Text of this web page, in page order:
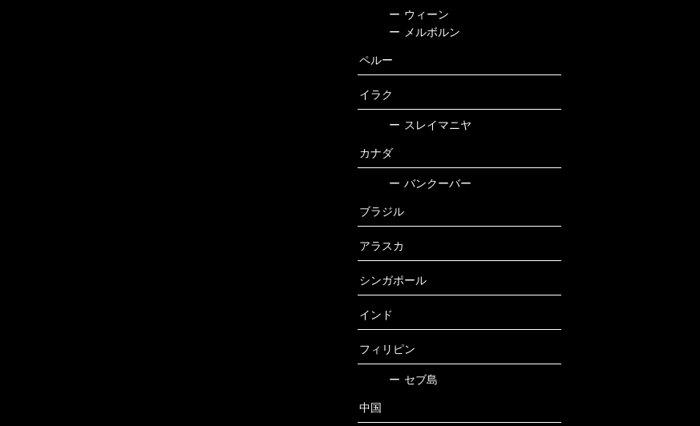
ー ウィーン
ー
メルボルン
ペルー
イラク
ー スレイマニヤ
カナダ
ー バンクーバー
ブラジル
アラスカ
シンガポール
インド
フィリピン
ー セブ島
中国